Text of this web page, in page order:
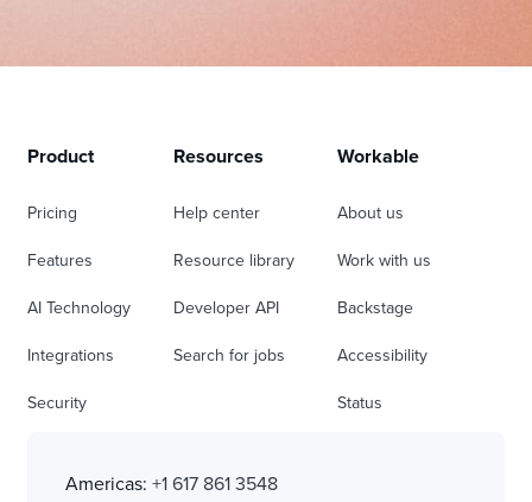
Product
Pricing
Features
AI Technology
Integrations
Security
Resources
Help center
Resource library
Developer API
Search for jobs
Workable
About us
Work with us
Backstage
Accessibility
Status
Americas: +1 617 861 3548